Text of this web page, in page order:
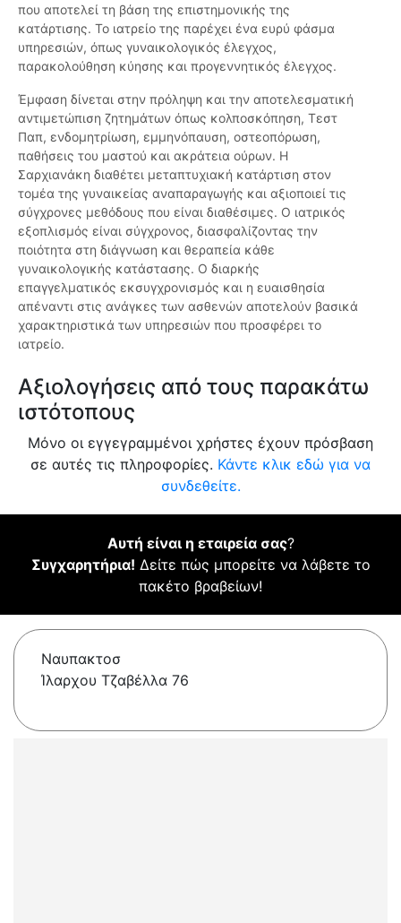
που αποτελεί τη βάση της επιστημονικής της
κατάρτισης. Το ιατρείο της παρέχει ένα ευρύ φάσμα
υπηρεσιών, όπως γυναικολογικός έλεγχος,
παρακολούθηση κύησης και προγεννητικός έλεγχος.
Έμφαση δίνεται στην πρόληψη και την αποτελεσματική
αντιμετώπιση ζητημάτων όπως κολποσκόπηση, Τεστ
Παπ, ενδομητρίωση, εμμηνόπαυση, οστεοπόρωση,
παθήσεις του μαστού και ακράτεια ούρων. Η
Σαρχιανάκη διαθέτει μεταπτυχιακή κατάρτιση στον
τομέα της γυναικείας αναπαραγωγής και αξιοποιεί τις
σύγχρονες μεθόδους που είναι διαθέσιμες. Ο ιατρικός
εξοπλισμός είναι σύγχρονος, διασφαλίζοντας την
ποιότητα στη διάγνωση και θεραπεία κάθε
γυναικολογικής κατάστασης. Ο διαρκής
επαγγελματικός εκσυγχρονισμός και η ευαισθησία
απέναντι στις ανάγκες των ασθενών αποτελούν βασικά
χαρακτηριστικά των υπηρεσιών που προσφέρει το
ιατρείο.
Αξιολογήσεις από τους παρακάτω
ιστότοπους
Μόνο οι εγγεγραμμένοι χρήστες έχουν πρόσβαση
σε αυτές τις πληροφορίες. Κάντε κλικ εδώ για να
συνδεθείτε.
Αυτή είναι η εταιρεία σας?
Συγχαρητήρια! Δείτε πώς μπορείτε να λάβετε το
πακέτο βραβείων!
Ναυπακτοσ
Ίλαρχου Τζαβέλλα 76